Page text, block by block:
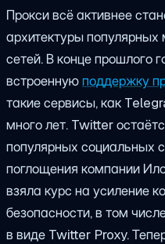
Прокси всё активнее
архитектуры
сетей. В конце прошлого
встроеннуюподдержку
такие сервисы, как
много лет. Twitter
популярных социальных
поглощения компании
взяла курс на усиление
безопасности, в том
в виде Twitter Proxy.